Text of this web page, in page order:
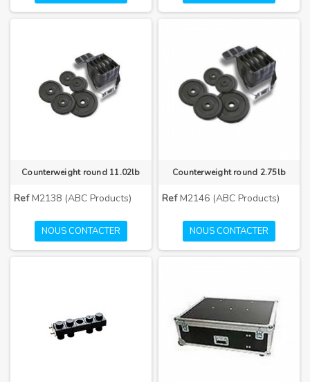
Counterweight round 11.02lb
RefM2138 (ABC Products)
NOUS CONTACTER
Counterweight round 2.75lb
RefM2146 (ABC Products)
NOUS CONTACTER